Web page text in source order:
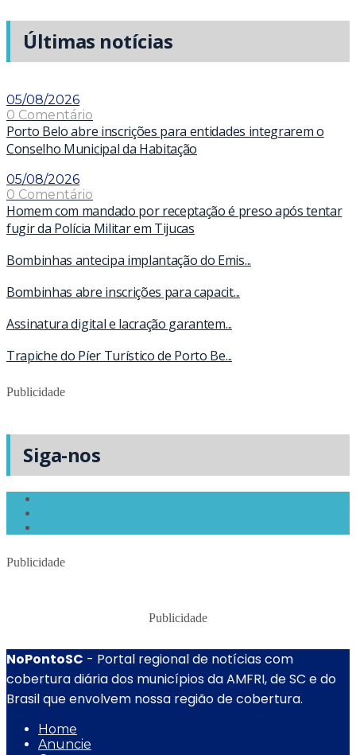
Últimas notícias
05/08/2026
0 Comentário
Porto Belo abre inscrições para entidades integrarem o
Conselho Municipal da Habitação
05/08/2026
0 Comentário
Homem com mandado por receptação é preso após tentar
fugir da Polícia Militar em Tijucas
Bombinhas antecipa implantação do Emis...
Bombinhas abre inscrições para capacit...
Assinatura digital e lacração garantem...
Trapiche do Píer Turístico de Porto Be...
Publicidade
Siga-nos
Publicidade
Publicidade
NoPontoSC - Portal regional de notícias com
cobertura diária dos municípios da AMFRI, de SC e do
Brasil que envolvem nossa região de cobertura.
Home
Anuncie